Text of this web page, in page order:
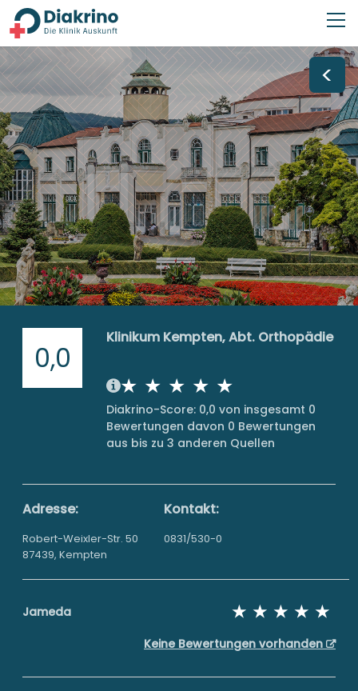
<
0,0
Klinikum Kempten, Abt. Orthopädie
Diakrino-Score: 0,0 von insgesamt 0
Bewertungen davon 0 Bewertungen
aus bis zu 3 anderen Quellen
Adresse:
Robert-Weixler-Str. 50
87439, Kempten
Kontakt:
0831/530-0
Jameda
Keine Bewertungen vorhanden